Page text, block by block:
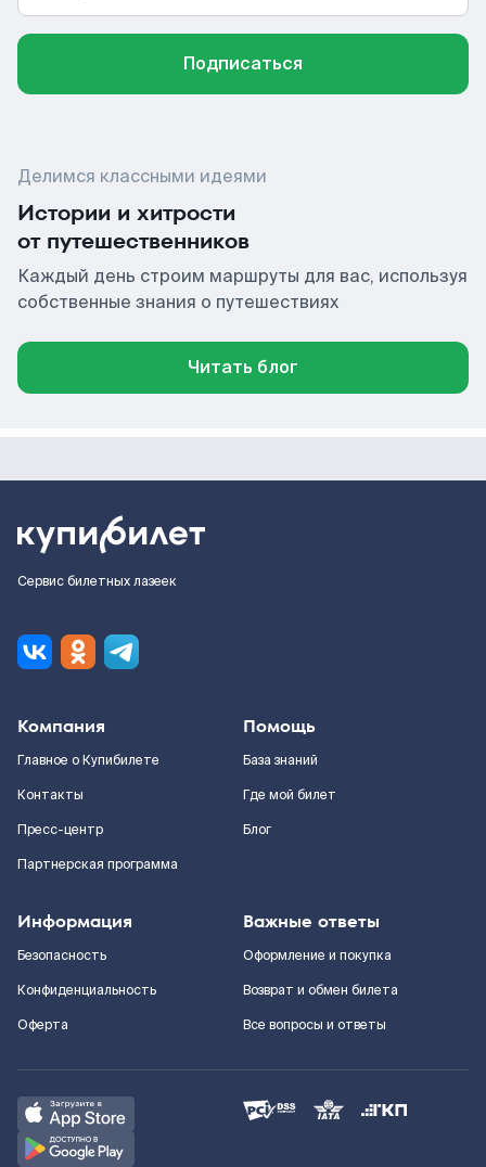
Подписаться
Делимся классными идеями
Истории и хитрости
от путешественников
Каждый день строим маршруты для вас, используя
собственные знания о путешествиях
Читать блог
Сервис билетных лазеек
Компания
Главное о Купибилете
Контакты
Пресс-центр
Партнерская программа
Помощь
База знаний
Где мой билет
Блог
Информация
Безопасность
Конфиденциальность
Оферта
Важные ответы
Оформление и покупка
Возврат и обмен билета
Все вопросы и ответы